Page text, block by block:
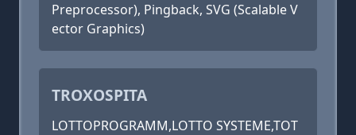
Preprocessor), Pingback, SVG (Scalable V
ector Graphics)
TROXOSPITA
LOTTOPROGRAMM,LOTTO SYSTEME,TOT